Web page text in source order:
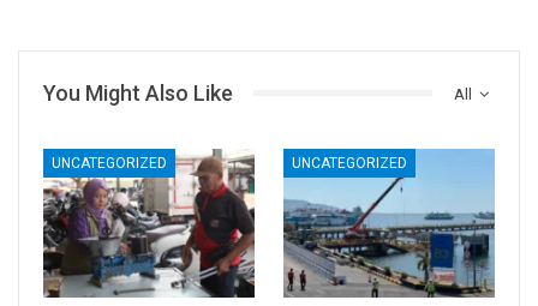
All
You Might Also Like
UNCATEGORIZED UNCATEGORIZED